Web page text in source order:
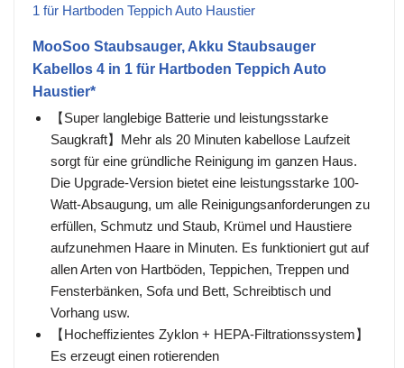
MooSoo Staubsauger, Akku Staubsauger
Kabellos 4 in 1 für Hartboden Teppich Auto
Haustier*
【Super langlebige Batterie und leistungsstarke
Saugkraft】Mehr als 20 Minuten kabellose Laufzeit
sorgt für eine gründliche Reinigung im ganzen Haus.
Die Upgrade-Version bietet eine leistungsstarke 100-
Watt-Absaugung, um alle Reinigungsanforderungen zu
erfüllen, Schmutz und Staub, Krümel und Haustiere
aufzunehmen Haare in Minuten. Es funktioniert gut auf
allen Arten von Hartböden, Teppichen, Treppen und
Fensterbänken, Sofa und Bett, Schreibtisch und
Vorhang usw.
【Hocheffizientes Zyklon + HEPA-Filtrationssystem】
Es erzeugt einen rotierenden